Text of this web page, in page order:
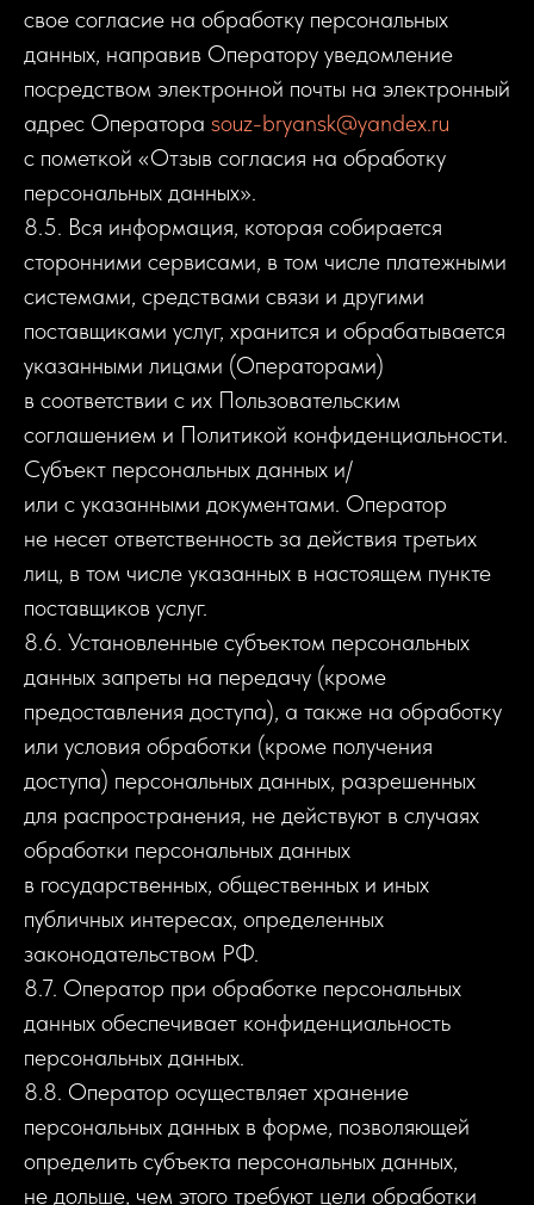
свое согласие на обработку персональных
данных, направив Оператору уведомление
посредством электронной почты на электронный
адрес Оператора souz-bryansk@yandex.ru
с пометкой «Отзыв согласия на обработку
персональных данных».
8.5. Вся информация, которая собирается
сторонними сервисами, в том числе платежными
системами, средствами связи и другими
поставщиками услуг, хранится и обрабатывается
указанными лицами (Операторами)
в соответствии с их Пользовательским
соглашением и Политикой конфиденциальности.
Субъект персональных данных и/
или с указанными документами. Оператор
не несет ответственность за действия третьих
лиц, в том числе указанных в настоящем пункте
поставщиков услуг.
8.6. Установленные субъектом персональных
данных запреты на передачу (кроме
предоставления доступа), а также на обработку
или условия обработки (кроме получения
доступа) персональных данных, разрешенных
для распространения, не действуют в случаях
обработки персональных данных
в государственных, общественных и иных
публичных интересах, определенных
законодательством РФ.
8.7. Оператор при обработке персональных
данных обеспечивает конфиденциальность
персональных данных.
8.8. Оператор осуществляет хранение
персональных данных в форме, позволяющей
определить субъекта персональных данных,
не дольше, чем этого требуют цели обработки